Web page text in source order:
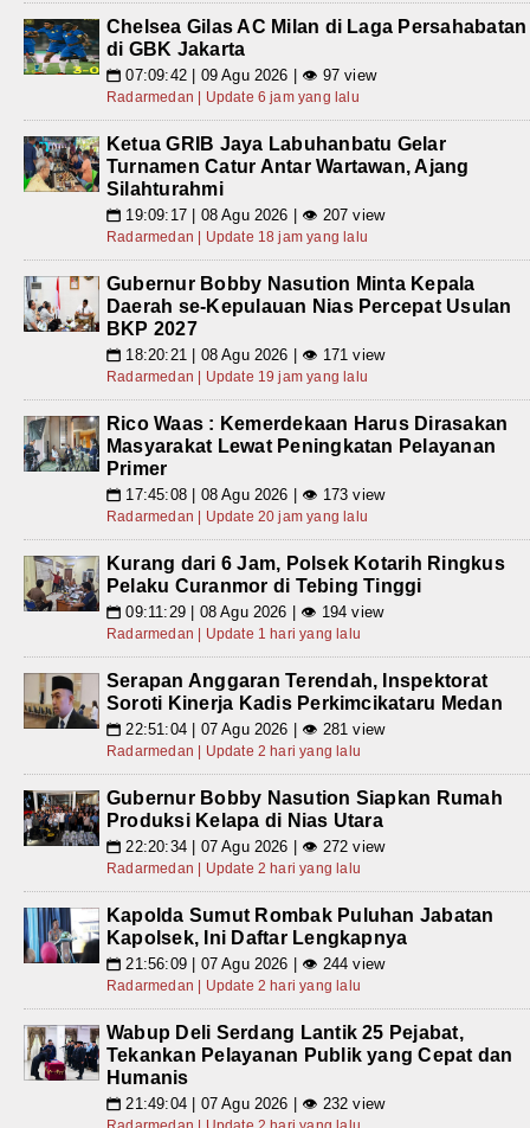
Chelsea Gilas AC Milan di Laga Persahabatan
di GBK Jakarta
📅 07:09:42 | 09 Agu 2026 | 👁 97 view
Radarmedan | Update 6 jam yang lalu
Ketua GRIB Jaya Labuhanbatu Gelar
Turnamen Catur Antar Wartawan, Ajang
Silahturahmi
📅 19:09:17 | 08 Agu 2026 | 👁 207 view
Radarmedan | Update 18 jam yang lalu
Gubernur Bobby Nasution Minta Kepala
Daerah se-Kepulauan Nias Percepat Usulan
BKP 2027
📅 18:20:21 | 08 Agu 2026 | 👁 171 view
Radarmedan | Update 19 jam yang lalu
Rico Waas : Kemerdekaan Harus Dirasakan
Masyarakat Lewat Peningkatan Pelayanan
Primer
📅 17:45:08 | 08 Agu 2026 | 👁 173 view
Radarmedan | Update 20 jam yang lalu
Kurang dari 6 Jam, Polsek Kotarih Ringkus
Pelaku Curanmor di Tebing Tinggi
📅 09:11:29 | 08 Agu 2026 | 👁 194 view
Radarmedan | Update 1 hari yang lalu
Serapan Anggaran Terendah, Inspektorat
Soroti Kinerja Kadis Perkimcikataru Medan
📅 22:51:04 | 07 Agu 2026 | 👁 281 view
Radarmedan | Update 2 hari yang lalu
Gubernur Bobby Nasution Siapkan Rumah
Produksi Kelapa di Nias Utara
📅 22:20:34 | 07 Agu 2026 | 👁 272 view
Radarmedan | Update 2 hari yang lalu
Kapolda Sumut Rombak Puluhan Jabatan
Kapolsek, Ini Daftar Lengkapnya
📅 21:56:09 | 07 Agu 2026 | 👁 244 view
Radarmedan | Update 2 hari yang lalu
Wabup Deli Serdang Lantik 25 Pejabat,
Tekankan Pelayanan Publik yang Cepat dan
Humanis
📅 21:49:04 | 07 Agu 2026 | 👁 232 view